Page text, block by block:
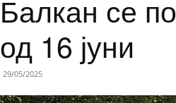
Балкан се
од 16 јуни
29/05/2025